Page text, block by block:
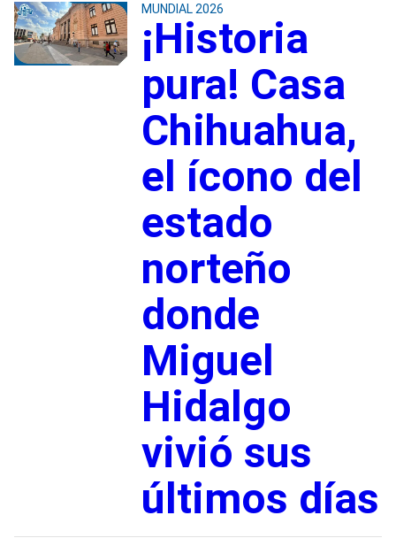
MUNDIAL 2026
¡Historia
pura! Casa
Chihuahua,
el ícono del
estado
norteño
donde
Miguel
Hidalgo
vivió sus
últimos días